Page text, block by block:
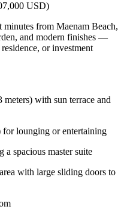
USD)
from Maenam Beach,
and modern finishes —
or investment
with sun terrace and
for lounging or entertaining
a spacious master suite
with large sliding doors to